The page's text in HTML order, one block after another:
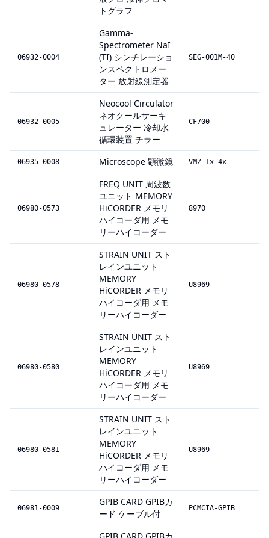
トグラフ
06932-0004
Gamma-
Spectrometer NaI
(TI) シンチレーショ
ンスペクトロメー
ター 放射線測定器
SEG-001M-40
06932-0005
Neocool Circulator
ネオクールサーキ
ュレーター 冷却水
循環装置 チラー
CF700
06935-0008 Microscope 顕微鏡 VMZ 1x-4x
06980-0573
FREQ UNIT 周波数
ユニット MEMORY
HiCORDER メモリ
ハイコーダ用 メモ
リーハイコーダー
8970
06980-0578
STRAIN UNIT スト
レインユニット
MEMORY
HiCORDER メモリ
ハイコーダ用 メモ
リーハイコーダー
U8969
06980-0580
STRAIN UNIT スト
レインユニット
MEMORY
HiCORDER メモリ
ハイコーダ用 メモ
リーハイコーダー
U8969
06980-0581
STRAIN UNIT スト
レインユニット
MEMORY
HiCORDER メモリ
ハイコーダ用 メモ
リーハイコーダー
U8969
06981-0009
GPIB CARD GPIBカ
ード ケーブル付
PCMCIA-GPIB